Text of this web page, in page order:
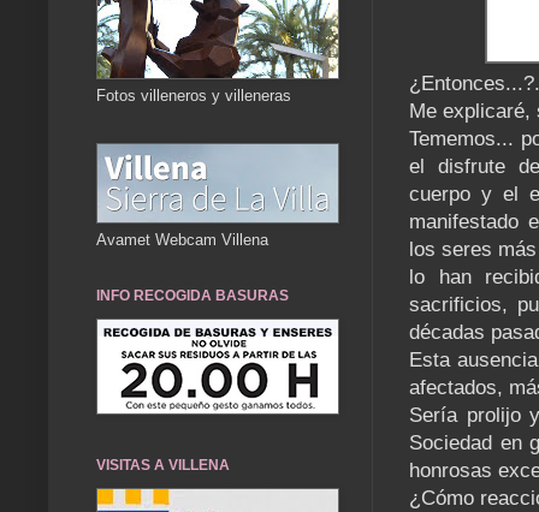
¿Entonces...?.
Me explicaré,
Tememos...
el disfrute
cuerpo y el
manifestado
los seres
lo han
sacrificios,
décadas
Esta
afectados,
Sería prolijo
Sociedad en
honrosas
¿Cómo
Fotos villeneros y villeneras
Avamet Webcam Villena
INFO RECOGIDA BASURAS
VISITAS A VILLENA